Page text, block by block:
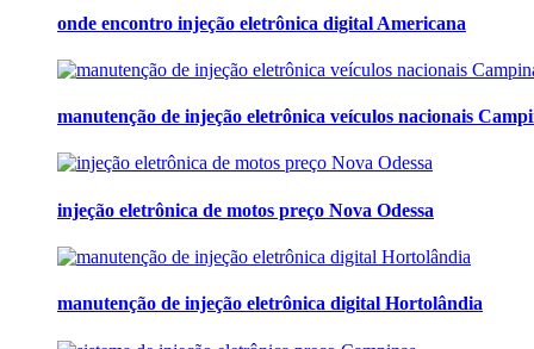
onde encontro injeção eletrônica digital Americana
manutenção de injeção eletrônica veículos nacionais
injeção eletrônica de motos preço Nova Odessa
manutenção de injeção eletrônica digital Hortolândia